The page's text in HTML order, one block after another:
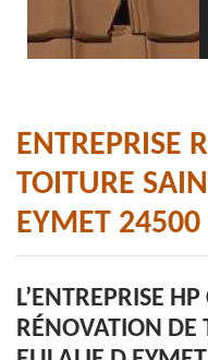
ENTREPRISE
TOITURE
EYMET 24500
L’ENTREPRISE
RÉNOVATION DE